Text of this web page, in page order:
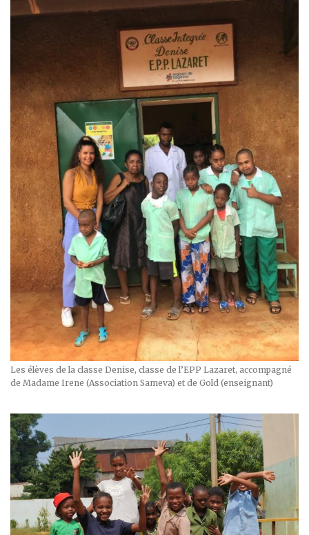
Les élèves de la classe Denise, classe de l’EPP Lazaret, accompagné
de Madame Irene (Association Sameva) et de Gold (enseignant)